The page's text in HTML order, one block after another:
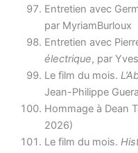
Entretien avec
par MyriamBurloux
Entretien avec
électrique, par
Le film du mois.
Jean-Philippe
Hommage à Dean
2026)
Le film du mois.